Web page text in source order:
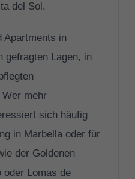
del Sol.
Apartments in
gefragten Lagen, in
Wer mehr
sich häufig
in Marbella oder für
der Goldenen
oder Lomas de